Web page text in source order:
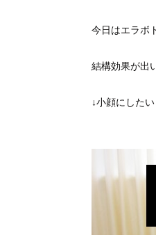
今日はエラボ
結構効果が出
↓小顔にした